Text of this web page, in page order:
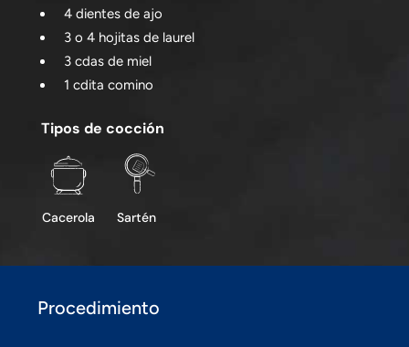
4 dientes de ajo
3 o 4 hojitas de laurel
3 cdas de miel
1 cdita comino
Tipos de cocción
Cacerola Sartén
Procedimiento